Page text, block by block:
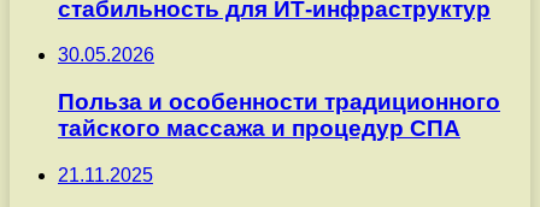
стабильность для ИТ-инфраструктур
30.05.2026
Польза и особенности традиционного
тайского массажа и процедур СПА
21.11.2025